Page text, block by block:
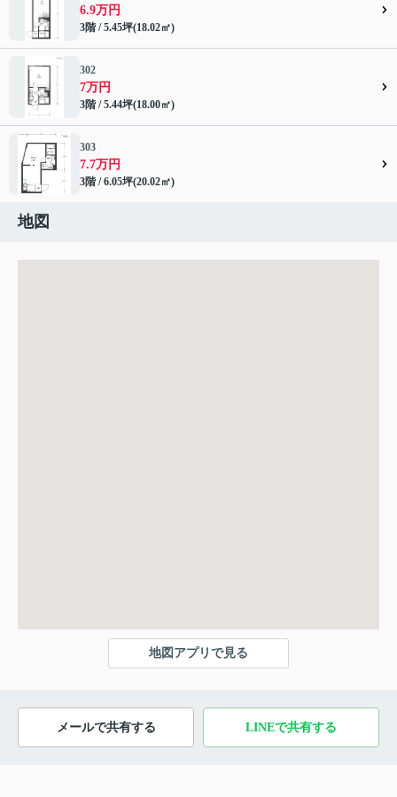
6.9万円
3階 / 5.45坪(18.02㎡)
302
7万円
3階 / 5.44坪(18.00㎡)
303
7.7万円
3階 / 6.05坪(20.02㎡)
地図
地図アプリで見る
メールで共有する LINEで共有する